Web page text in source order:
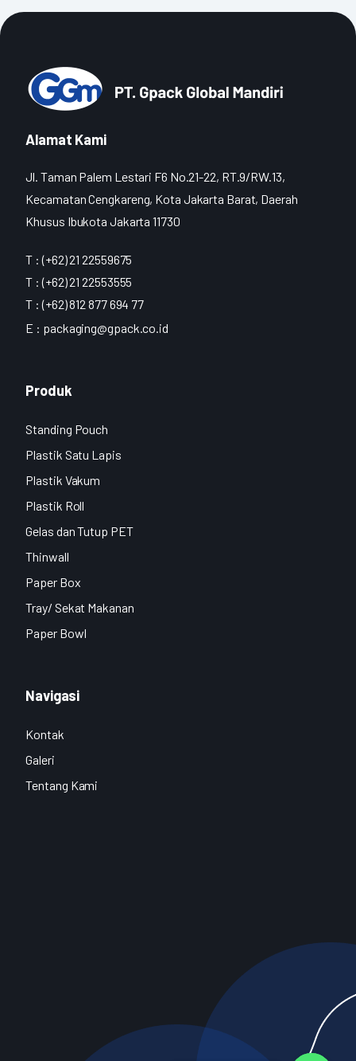
Alamat Kami
Jl. Taman Palem Lestari F6 No.21-22, RT.9/RW.13,
Kecamatan Cengkareng, Kota Jakarta Barat, Daerah
Khusus Ibukota Jakarta 11730
T : (+62) 21 22559675
T : (+62) 21 22553555
T : (+62) 812 877 694 77
E : packaging@gpack.co.id
Produk
Standing Pouch
Plastik Satu Lapis
Plastik Vakum
Plastik Roll
Gelas dan Tutup PET
Thinwall
Paper Box
Tray/ Sekat Makanan
Paper Bowl
Navigasi
Kontak
Galeri
Tentang Kami